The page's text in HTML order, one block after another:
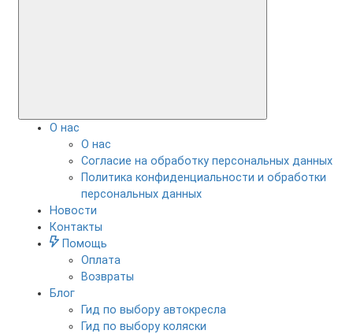
О нас
О нас
Согласие на обработку персональных данных
Политика конфиденциальности и обработки
персональных данных
Новости
Контакты
Помощь
Оплата
Возвраты
Блог
Гид по выбору автокресла
Гид по выбору коляски